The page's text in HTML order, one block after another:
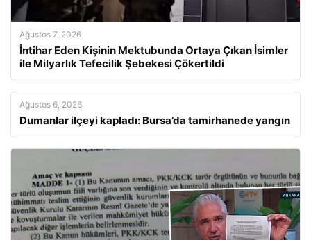
Ağustos 7, 2026
İntihar Eden Kişinin Mektubunda Ortaya Çıkan İsimler
ile Milyarlık Tefecilik Şebekesi Çökertildi
Ağustos 6, 2026
Dumanlar ilçeyi kapladı: Bursa’da tamirhanede yangın